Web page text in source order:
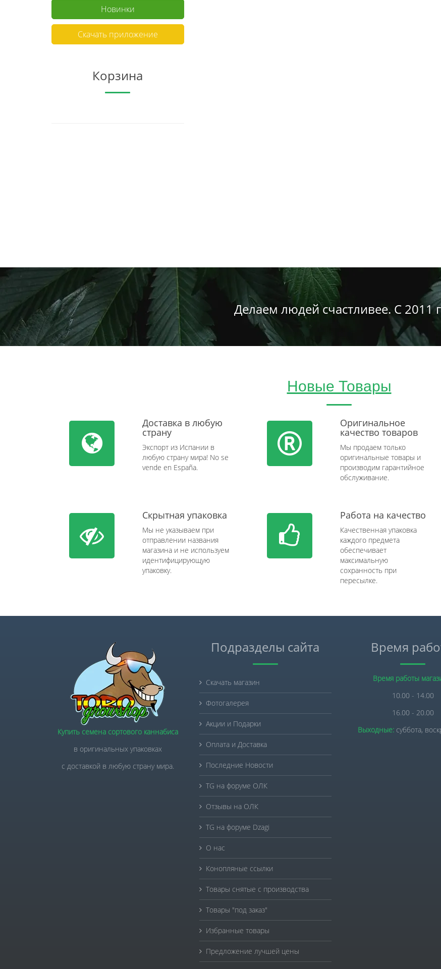
Новинки
Скачать приложение
Корзина
Делаем людей счастливее. С 2011
Новые Товары
Доставка в любую
страну
Экспорт из Испании в
любую страну мира! No se
vende en España.
Оригинальное
качество товаров
Мы продаем только
оригинальные товары и
производим гарантийное
обслуживание.
Скрытная упаковка
Мы не указываем при
отправлении названия
магазина и не используем
идентифицирующую
упаковку.
Работа на качество
Качественная упаковка
каждого предмета
обеспечивает
максимальную
сохранность при
пересылке.
Купить семена сортового каннабиса
в оригинальных упаковках
с доставкой в любую страну мира.
Подразделы сайта
Скачать магазин
Фотогалерея
Акции и Подарки
Оплата и Доставка
Последние Новости
TG на форуме ОЛК
Отзывы на ОЛК
TG на форуме Dzagi
О нас
Конопляные ссылки
Товары снятые с производства
Товары "под заказ"
Избранные товары
Предложение лучшей цены
Время
Время работы
10.00 - 14.00
16.00 - 20.00
Выходные: суббота,